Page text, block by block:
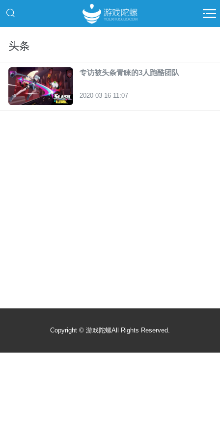
头条
专访被头条青睐的3人跑酷团队
2020-03-16 11:07
Copyright © 游戏陀螺All Rights Reserved.